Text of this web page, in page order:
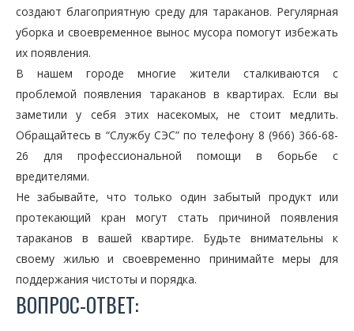
создают благоприятную среду для тараканов. Регулярная
уборка и своевременное вынос мусора помогут избежать
их появления.
В нашем городе многие жители сталкиваются с
проблемой появления тараканов в квартирах. Если вы
заметили у себя этих насекомых, не стоит медлить.
Обращайтесь в “Службу СЭС” по телефону 8 (966) 366-68-
26 для профессиональной помощи в борьбе с
вредителями.
Не забывайте, что только один забытый продукт или
протекающий кран могут стать причиной появления
тараканов в вашей квартире. Будьте внимательны к
своему жилью и своевременно принимайте меры для
поддержания чистоты и порядка.
ВОПРОС-ОТВЕТ: